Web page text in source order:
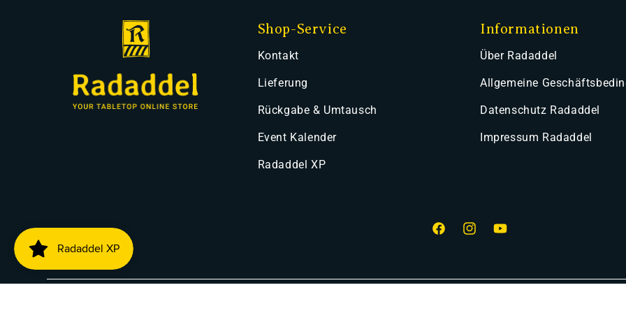
Shop-Service
Kontakt
Lieferung
Rückgabe & Umtausch
Event Kalender
Radaddel XP
Informationen
Über Radaddel
Allgemeine
Datenschutz Radaddel
Impressum Radaddel
FacebookInstagramYouTube